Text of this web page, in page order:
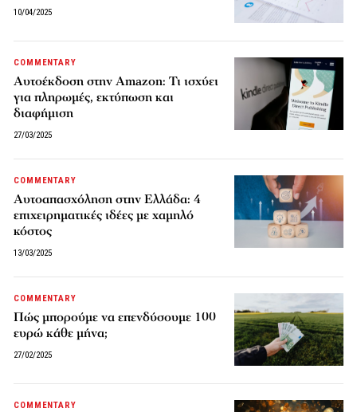
10/04/2025
COMMENTARY
Αυτοέκδοση στην Amazon: Τι ισχύει
για πληρωμές, εκτύπωση και
διαφήμιση
27/03/2025
COMMENTARY
Αυτοαπασχόληση στην Ελλάδα: 4
επιχειρηματικές ιδέες με χαμηλό
κόστος
13/03/2025
COMMENTARY
Πώς μπορούμε να επενδύσουμε 100
ευρώ κάθε μήνα;
27/02/2025
COMMENTARY